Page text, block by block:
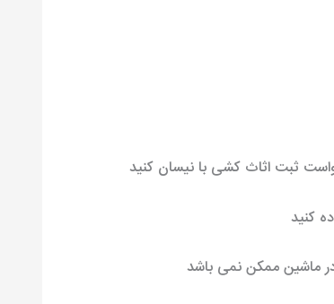
ثبت اثاث کشی با نیسان کنید
کنید
ماشین ممکن نمی باشد